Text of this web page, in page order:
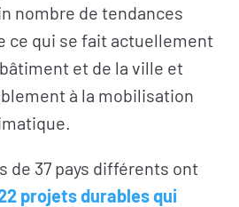
nombre de tendances
ce qui se fait actuellement
et de la ville et
à la mobilisation
de 37 pays différents ont
projets durables qui